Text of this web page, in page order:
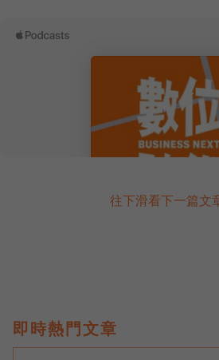
往下滑看下一篇文
即時熱門文章